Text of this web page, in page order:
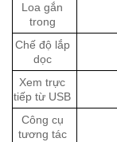
Loa gắn
trong
Chế độ lắp
dọc
Xem trực
tiếp từ USB
Công cụ
tương tác